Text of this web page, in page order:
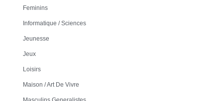
Feminins
Informatique / Sciences
Jeunesse
Jeux
Loisirs
Maison / Art De Vivre